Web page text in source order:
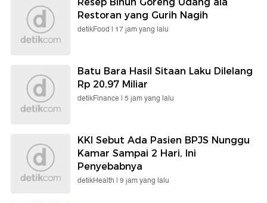
Resep Bihun Goreng Udang ala
Restoran yang Gurih Nagih
detikFood | 17 jam yang lalu
Batu Bara Hasil Sitaan Laku Dilelang
Rp 20,97 Miliar
detikFinance | 5 jam yang lalu
KKI Sebut Ada Pasien BPJS Nunggu
Kamar Sampai 2 Hari, Ini
Penyebabnya
detikHealth | 9 jam yang lalu